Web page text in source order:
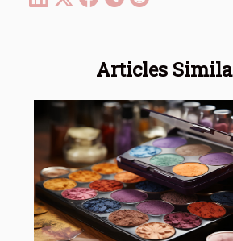
Articles